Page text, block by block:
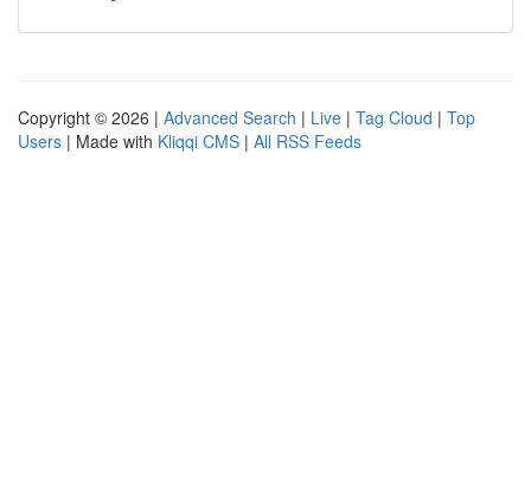
Copyright © 2026 | Advanced Search | Live | Tag Cloud | Top
Users | Made with Kliqqi CMS | All RSS Feeds